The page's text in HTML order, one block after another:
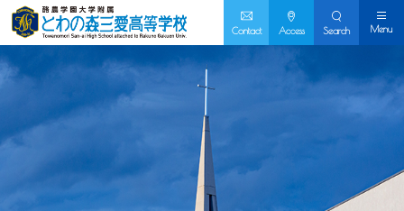
Contact Access Search Menu